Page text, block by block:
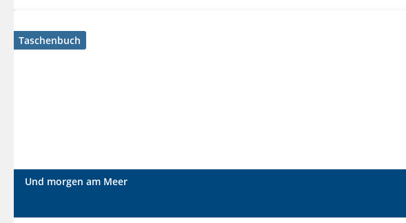
Taschenbuch
Und morgen am Meer